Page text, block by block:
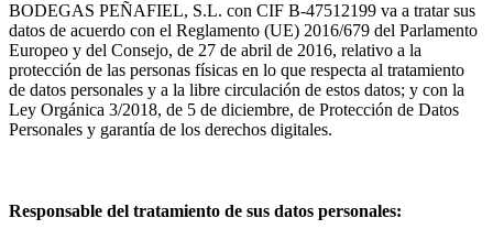
BODEGAS PEÑAFIEL, S.L. con CIF B-47512199 va a tratar sus
datos de acuerdo con el Reglamento (UE) 2016/679 del Parlamento
Europeo y del Consejo, de 27 de abril de 2016, relativo a la
protección de las personas físicas en lo que respecta al tratamiento
de datos personales y a la libre circulación de estos datos; y con la
Ley Orgánica 3/2018, de 5 de diciembre, de Protección de Datos
Personales y garantía de los derechos digitales.
Responsable del tratamiento de sus datos personales: